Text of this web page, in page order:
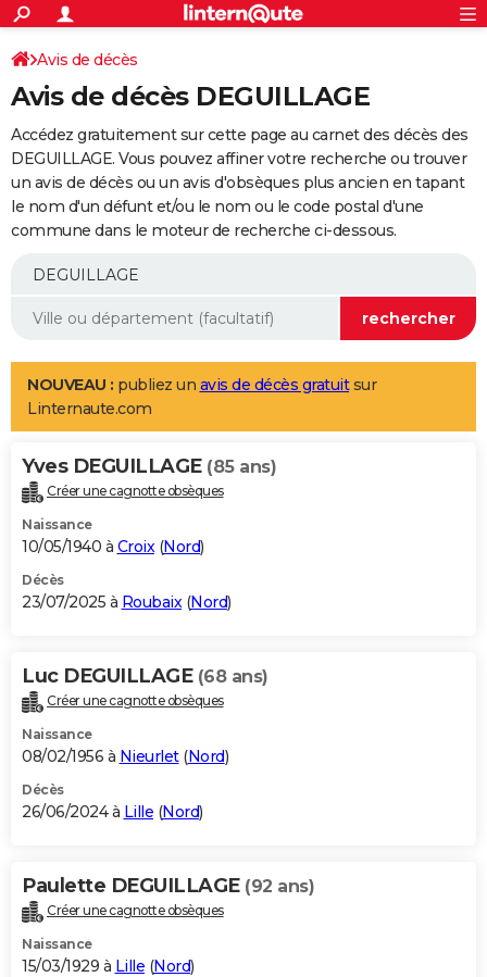
ACTUALITÉS
Politique
Société
Faits Divers
Education
Monde
Villes
+
SPORT
Coupe du monde 2026
Football
Tennis
Cyclisme
Rugby
Forum
Programme TV
TNT
Streaming
Cinéma
Sorties cinéma
Musique
+
FINANCE
Impôts
Immobilier
Risques naturels par ville
Banque
Assurance
Crédit
AUTO
Essais
Réserver un essai
Citadines
Berlines
SUV
Forum auto
+
Mobiles
Meilleur smartphone
Internet
Ordinateurs
Jeux vidéo
Guide high-tech
Aménagement intérieur
LIFESTYLE
Art de vivre
Bien-être
Loisirs
Mode
Modes de vie
Alimentation
Guide de la santé
Maladies
Médicaments
Sommeil
VOYAGE
Destinations
City break
Voyage nature
Voyage de noces
Forum
Climat
+PHOTO
GUIDES D'ACHAT
BONS PLANS
Carte de Noël
Carte Bonne année
Carte Saint-Valentin
Carte Pâques
Carte d'anniversaire
DICTIONNAIRE
Dictionnaire
Biographies
Citations
Expressions
Proverbes
PROGRAMME TV
S'inscrire
Se connecter
Lycées
Collèges
Primaires
Universités
Entreprises
Service militaire
Avis de recherche
AVIS DE DÉCÈS
Bricolage
Lifestyle
Culture
Sport
Auto
Television
Voyage
Cinema
Avis de décès
Avis de décès DEGUILLAGE
Accédez gratuitement sur cette page au carnet des décès des
DEGUILLAGE. Vous pouvez affiner votre recherche ou trouver
un avis de décès ou un avis d'obsèques plus ancien en tapant
le nom d'un défunt et/ou le nom ou le code postal d'une
commune dans le moteur de recherche ci-dessous.
NOUVEAU : publiez un avis de décès gratuitsur
Linternaute.com
Yves DEGUILLAGE (85 ans)
Créer une cagnotte obsèques
Naissance
10/05/1940 à Croix(Nord)
Décès
23/07/2025 à Roubaix(Nord)
Luc DEGUILLAGE (68 ans)
Créer une cagnotte obsèques
Naissance
08/02/1956 à Nieurlet(Nord)
Décès
26/06/2024 à Lille (Nord)
Paulette DEGUILLAGE (92 ans)
Créer une cagnotte obsèques
Naissance
15/03/1929 à Lille (Nord)